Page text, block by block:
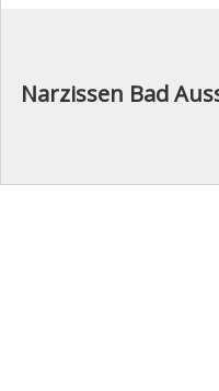
Narzissen Bad